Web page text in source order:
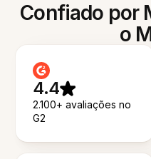
Confiado por
o
4.4
2.100+ avaliações no
G2